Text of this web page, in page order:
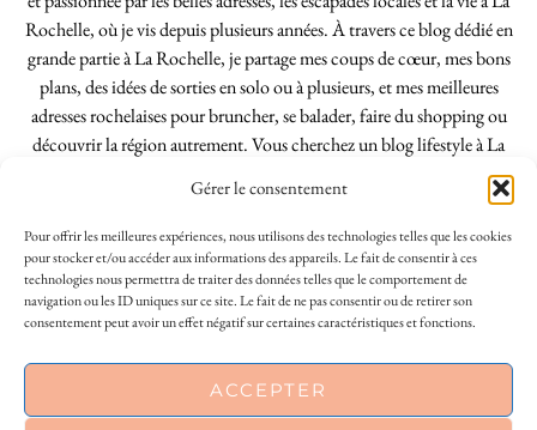
Gérer le consentement
Pour offrir les meilleures expériences, nous utilisons des technologies telles que les cookies
pour stocker et/ou accéder aux informations des appareils. Le fait de consentir à ces
technologies nous permettra de traiter des données telles que le comportement de
navigation ou les ID uniques sur ce site. Le fait de ne pas consentir ou de retirer son
consentement peut avoir un effet négatif sur certaines caractéristiques et fonctions.
ACCEPTER
Rochelle, où je vis depuis plusieurs années. À travers ce blog dédié en
grande partie à La Rochelle, je partage mes coups de cœur, mes bons
plans, des idées de sorties en solo ou à plusieurs, et mes meilleures
adresses rochelaises pour bruncher, se balader, faire du shopping ou
découvrir la région autrement. Vous cherchez un blog lifestyle à La
Rochelle, tenu par une locale ? Vous êtes au bon endroit. Que vous
soyez Rochelais·e ou de passage dans notre belle ville, j’espère que mes
articles vous aideront à profiter de La Rochelle comme un·e vrai·e
initié·e. !
FACEBOOK | 18200